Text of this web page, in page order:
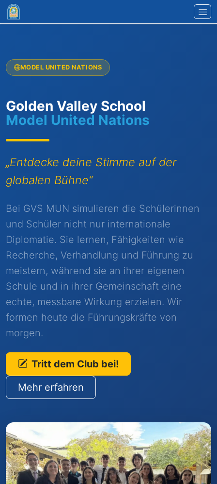
Zum Hauptinhalt springen
MODEL UNITED NATIONS
Golden Valley School
Model United Nations
„Entdecke deine Stimme auf der
globalen Bühne“
Bei GVS MUN simulieren die Schülerinnen
und Schüler nicht nur internationale
Diplomatie. Sie lernen, Fähigkeiten wie
Recherche, Verhandlung und Führung zu
meistern, während sie an ihrer eigenen
Schule und in ihrer Gemeinschaft eine
echte, messbare Wirkung erzielen. Wir
formen heute die Führungskräfte von
morgen.
Tritt dem Club bei!
Mehr erfahren